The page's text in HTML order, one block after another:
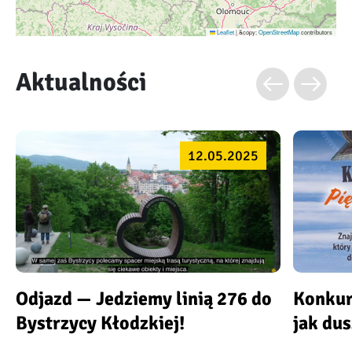
Leaflet|&copy;OpenStreetMapcontributors
Aktualności
12.05.2025
Odjazd — Jedziemy linią 276 do
Bystrzycy Kłodzkiej!
jak